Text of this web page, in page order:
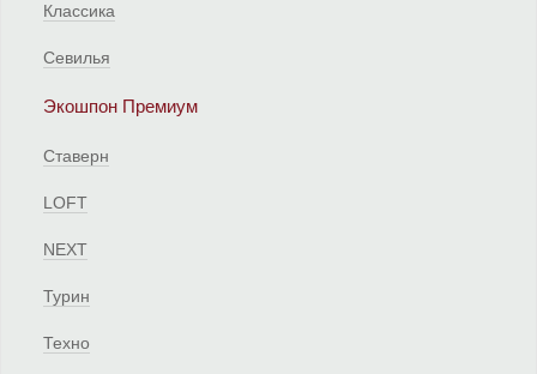
Классика
Севилья
Экошпон Премиум
Ставерн
LOFT
NEXT
Турин
Техно